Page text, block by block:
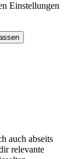
Einstellungen
auch abseits
relevante